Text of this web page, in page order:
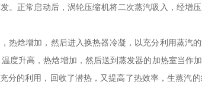
。正常启动后，涡轮压缩机将二次蒸汽吸入，经增
热焓增加，然后进入换热器冷凝，以充分利用蒸汽
度升高，热焓增加，然后送到蒸发器的加热室当作
分的利用，回收了潜热，又提高了热效率，生蒸汽